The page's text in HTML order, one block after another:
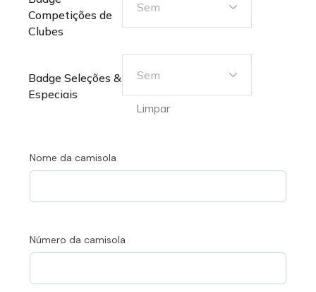
Competições de
Clubes
Sem
Badge Seleções &
Especiais
Sem
Limpar
Nome da camisola
Número da camisola